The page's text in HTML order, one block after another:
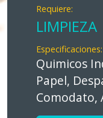
Requiere:
LIMPIEZA
Especificaciones:
Quimicos
Papel,
Comodato,